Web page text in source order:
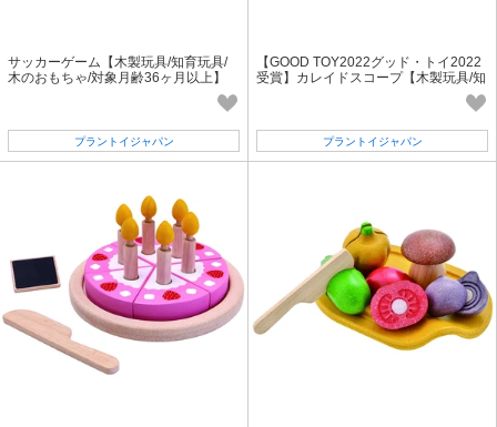
サッカーゲーム【木製玩具/知育玩具/
木のおもちゃ/対象月齢36ヶ月以上】
プラントイジャパン
【GOOD TOY2022グッド・トイ2022
受賞】カレイドスコープ【木製玩具/知
プラントイジャパン